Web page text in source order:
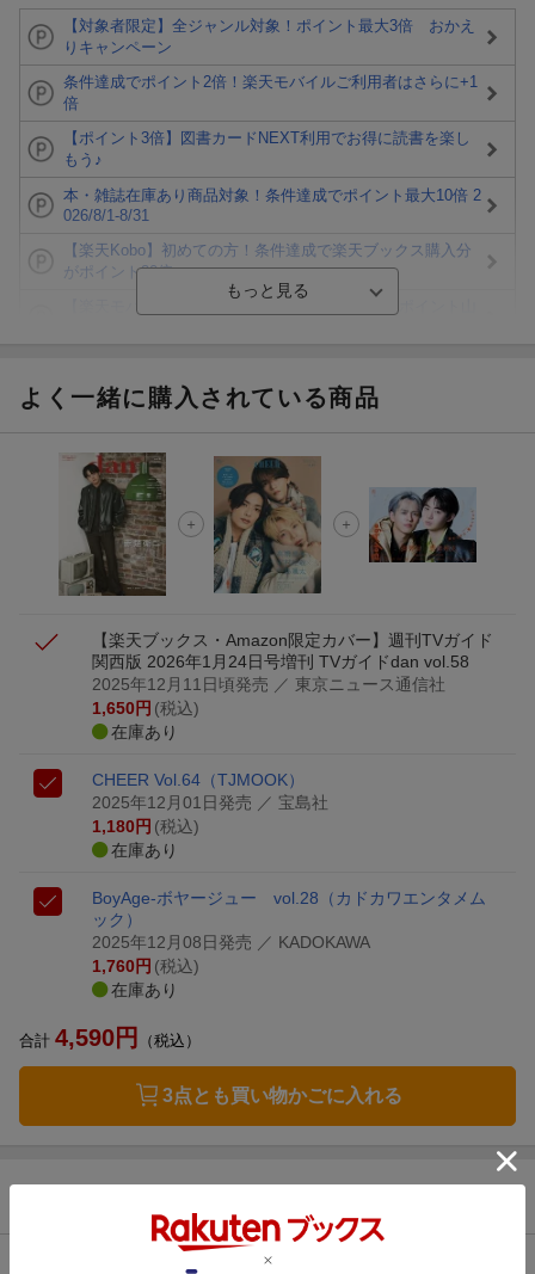
【対象者限定】全ジャンル対象！ポイント最大3倍 おかえ
りキャンペーン
条件達成でポイント2倍！楽天モバイルご利用者はさらに+1
倍
【ポイント3倍】図書カードNEXT利用でお得に読書を楽し
もう♪
本・雑誌在庫あり商品対象！条件達成でポイント最大10倍 2
026/8/1-8/31
【楽天Kobo】初めての方！条件達成で楽天ブックス購入分
がポイント20倍
ト山分け
エントリー＆3,000円以上購入で無料データSIM（3GB/月プ
ラン）が当たる！
楽天モバイル紹介キャンペーンの拡散で300円OFFクーポン
進呈
よく一緒に購入されている商品
【楽天ブックス・Amazon限定カバー】週刊TVガイド
関西版 2026年1月24日号増刊 TVガイドdan vol.58
2025年12月11日頃発売 ／ 東京ニュース通信社
1,650円 (税込)
在庫あり
CHEER Vol.64 （TJMOOK）
2025年12月01日発売 ／ 宝島社
1,180円 (税込)
在庫あり
BoyAge-ボヤージュー vol.28 （カドカワエンタメム
ック）
2025年12月08日発売 ／ KADOKAWA
1,760円 (税込)
在庫あり
合計 4,590円 （税込）
3点とも買い物かごに入れる
2025年12月11日頃